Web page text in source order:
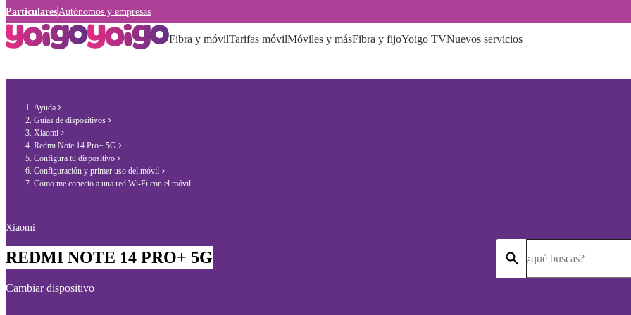
Particulares Autónomos y empresas
Fibra y móvilTarifas móvilMóviles y másFibra y fijoYoigo TVNuevos servicios
Ayuda
Guías de dispositivos
Xiaomi
Redmi Note 14 Pro+ 5G
Configura tu dispositivo
Configuración y primer uso del móvil
Cómo me conecto a una red Wi-Fi con el móvil
Xiaomi
REDMI NOTE 14 PRO+ 5G
Cambiar dispositivo
¿qué buscas?